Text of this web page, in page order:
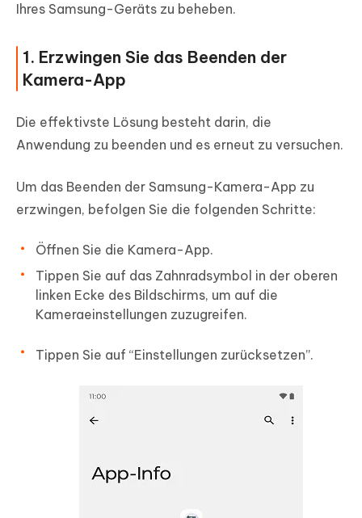
Ihres Samsung-Geräts zu beheben.
1. Erzwingen Sie das Beenden der
Kamera-App
Die effektivste Lösung besteht darin, die
Anwendung zu beenden und es erneut zu versuchen.
Um das Beenden der Samsung-Kamera-App zu
erzwingen, befolgen Sie die folgenden Schritte:
Öffnen Sie die Kamera-App.
Tippen Sie auf das Zahnradsymbol in der oberen
linken Ecke des Bildschirms, um auf die
Kameraeinstellungen zuzugreifen.
Tippen Sie auf “Einstellungen zurücksetzen”.